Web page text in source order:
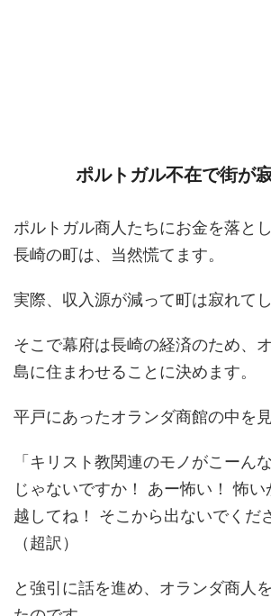
ポルトガル不在で街
ポルトガル商人たちにお金を落と
長崎の町は、当然慌てます。
実際、収入源が減って町は寂れて
そこで幕府は長崎の経済のため、
島に住まわせることに決めます。
平戸にあったオランダ商館の中を見
「キリスト教関連のモノがこーん
じゃないですか！ あー怖い！ 怖
越してね！ そこから出ないでくだ
（超訳）
と強引に話を進め、オランダ商人